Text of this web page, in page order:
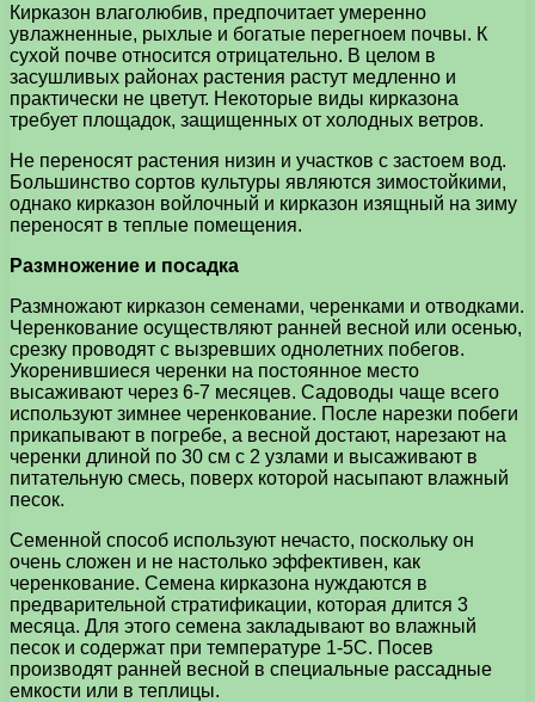
Кирказон влаголюбив, предпочитает умеренно
увлажненные, рыхлые и богатые перегноем почвы. К
сухой почве относится отрицательно. В целом в
засушливых районах растения растут медленно и
практически не цветут. Некоторые виды кирказона
требует площадок, защищенных от холодных ветров.
Не переносят растения низин и участков с застоем вод.
Большинство сортов культуры являются зимостойкими,
однако кирказон войлочный и кирказон изящный на зиму
переносят в теплые помещения.
Размножение и посадка
Размножают кирказон семенами, черенками и отводками.
Черенкование осуществляют ранней весной или осенью,
срезку проводят с вызревших однолетних побегов.
Укоренившиеся черенки на постоянное место
высаживают через 6-7 месяцев. Садоводы чаще всего
используют зимнее черенкование. После нарезки побеги
прикапывают в погребе, а весной достают, нарезают на
черенки длиной по 30 см с 2 узлами и высаживают в
питательную смесь, поверх которой насыпают влажный
песок.
Семенной способ используют нечасто, поскольку он
очень сложен и не настолько эффективен, как
черенкование. Семена кирказона нуждаются в
предварительной стратификации, которая длится 3
месяца. Для этого семена закладывают во влажный
песок и содержат при температуре 1-5С. Посев
производят ранней весной в специальные рассадные
емкости или в теплицы.